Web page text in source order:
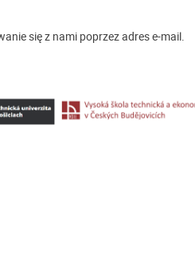
się z nami poprzez adres e-mail.